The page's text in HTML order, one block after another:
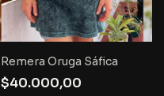
Remera Oruga Sáfica
$40.000,00